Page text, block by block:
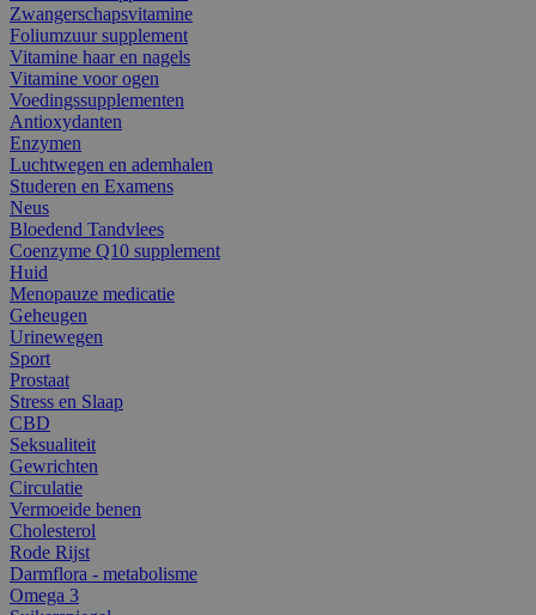
Zwangerschapsvitamine
Foliumzuur supplement
Vitamine haar en nagels
Vitamine voor ogen
Voedingssupplementen
Antioxydanten
Enzymen
Luchtwegen en ademhalen
Studeren en Examens
Neus
Bloedend Tandvlees
Coenzyme Q10 supplement
Huid
Menopauze medicatie
Geheugen
Urinewegen
Sport
Prostaat
Stress en Slaap
CBD
Seksualiteit
Gewrichten
Circulatie
Vermoeide benen
Cholesterol
Rode Rijst
Darmflora - metabolisme
Omega 3